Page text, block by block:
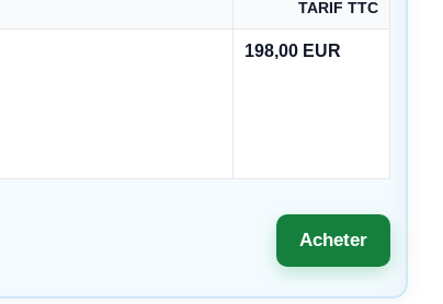
TARIF TTC
198,00 EUR
Acheter